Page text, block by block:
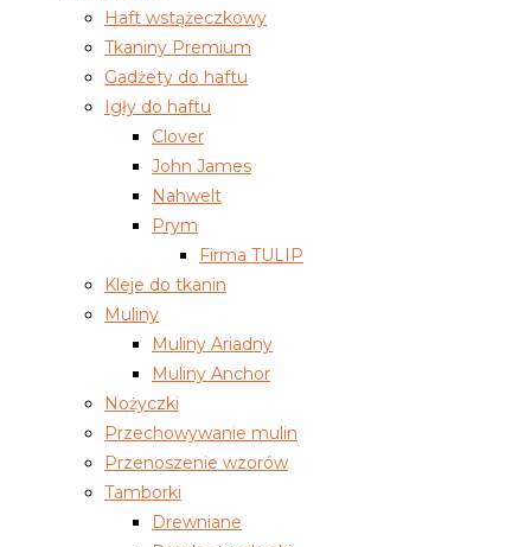
Haft wstążeczkowy
Tkaniny Premium
Gadżety do haftu
Igły do haftu
Clover
John James
Nahwelt
Prym
Firma TULIP
Kleje do tkanin
Muliny
Muliny Ariadny
Muliny Anchor
Nożyczki
Przechowywanie mulin
Przenoszenie wzorów
Tamborki
Drewniane